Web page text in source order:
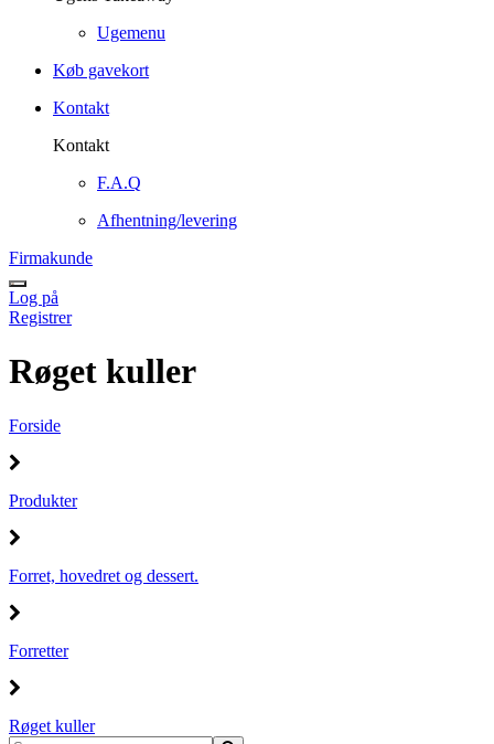
Ugemenu
Køb gavekort
Kontakt
Kontakt
F.A.Q
Afhentning/levering
Firmakunde
Log på
Registrer
Røget kuller
Forside
Produkter
Forret, hovedret og dessert.
Forretter
Røget kuller